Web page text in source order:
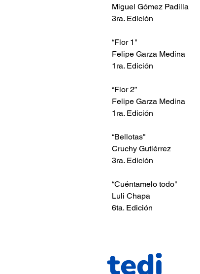
Miguel Gómez Padilla
3ra. Edición
“Flor 1"
Felipe Garza Medina
1ra. Edición
“Flor 2”
Felipe Garza Medina
1ra. Edición
“Bellotas"
Cruchy Gutiérrez
3ra. Edición
“Cuéntamelo todo"
Luli Chapa
6ta. Edición
tedi